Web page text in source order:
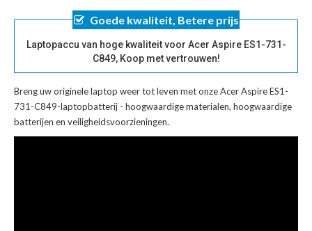
Goede kwaliteit, Betere prijs
Laptopaccu van hoge kwaliteit voor Acer Aspire ES1-731-
C849, Koop met vertrouwen!
Breng uw originele laptop weer tot leven met onzeAcer Aspire ES1-
731-C849-laptopbatterij - hoogwaardige materialen, hoogwaardige
batterijen en veiligheidsvoorzieningen.